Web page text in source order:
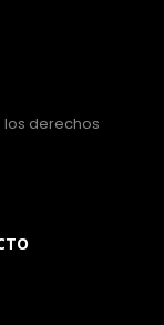
derechos